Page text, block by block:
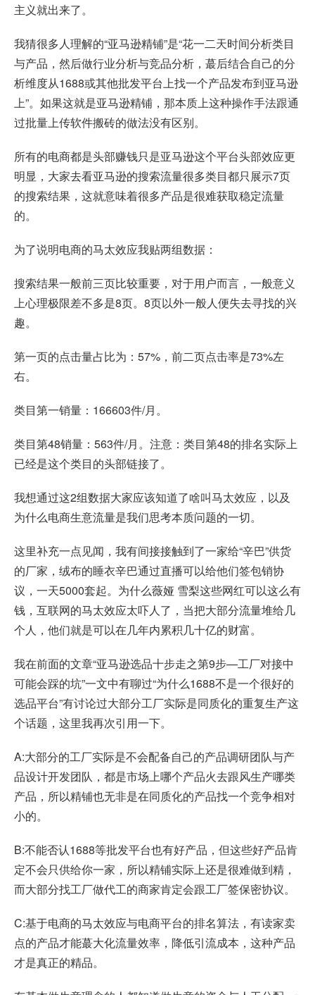
主义就出来了。
我猜很多人理解的“亚马逊精铺”是“花一二天时间分析类目
与产品，然后做行业分析与竞品分析，蕞后结合自己的分
析维度从1688或其他批发平台上找一个产品发布到亚马逊
上”。如果这就是亚马逊精铺，那本质上这种操作手法跟通
过批量上传软件搬砖的做法没有区别。
所有的电商都是头部赚钱只是亚马逊这个平台头部效应更
明显，大家去看亚马逊的搜索流量很多类目都只展示7页
的搜索结果，这就意味着很多产品是很难获取稳定流量
的。
为了说明电商的马太效应我贴两组数据：
搜索结果一般前三页比较重要，对于用户而言，一般意义
上心理极限差不多是8页。8页以外一般人便失去寻找的兴
趣。
第一页的点击量占比为：57%，前二页点击率是73%左
右。
类目第一销量：166603件/月。
类目第48销量：563件/月。注意：类目第48的排名实际上
已经是这个类目的头部链接了。
我想通过这2组数据大家应该知道了啥叫马太效应，以及
为什么电商生意流量是我们思考本质问题的一切。
这里补充一点见闻，我有间接接触到了一家给“辛巴”供货
的厂家，绒布的睡衣辛巴通过直播可以给他们签包销协
议，一天5000套起。为什么薇娅 雪梨这些网红可以这么有
钱，互联网的马太效应太吓人了，当把大部分流量堆给几
个人，他们就是可以在几年内累积几十亿的财富。
我在前面的文章“亚马逊选品十步走之第9步—工厂对接中
可能会踩的坑”一文中有聊过“为什么1688不是一个很好的
选品平台”有讨论过大部分工厂实际是同质化的重复生产这
个话题，这里我再次引用一下。
A:大部分的工厂实际是不会配备自己的产品调研团队与产
品设计开发团队，都是市场上哪个产品火去跟风生产哪类
产品，所以精铺也无非是在同质化的产品找一个竞争相对
小的。
B:不能否认1688等批发平台也有好产品，但这些好产品肯
定不会只供给你一家，所以精铺实际上还是很难做到精，
而大部分找工厂做代工的商家肯定会跟工厂签保密协议。
C:基于电商的马太效应与电商平台的排名算法，有读家卖
点的产品才能蕞大化流量效率，降低引流成本，这种产品
才是真正的精品。